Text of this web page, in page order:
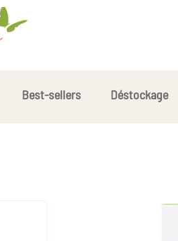
Best-sellers Déstockage